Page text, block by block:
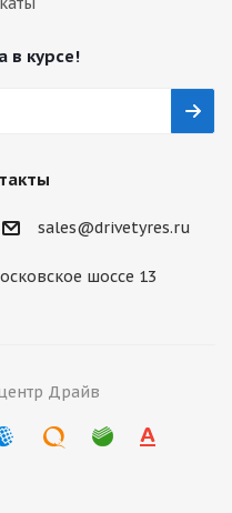
в курсе!
sales@drivetyres.ru
шоссе 13
Драйв